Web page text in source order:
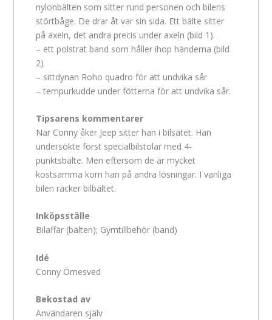
nylonbälten som sitter rund personen och bilens
störtbåge. De drar åt var sin sida. Ett bälte sitter
på axeln, det andra precis under axeln (bild 1).
– ett polstrat band som håller ihop händerna (bild
2).
– sittdynan Roho quadro för att undvika sår
– tempurkudde under fötterna för att undvika sår.
Tipsarens kommentarer
När Conny åker Jeep sitter han i bilsätet. Han
undersökte först specialbilstolar med 4-
punktsbälte. Men eftersom de är mycket
kostsamma kom han på andra lösningar. I vanliga
bilen räcker bilbältet.
Inköpsställe
Bilaffär (bälten); Gymtillbehör (band)
Idé
Conny Örnesved
Bekostad av
Användaren själv